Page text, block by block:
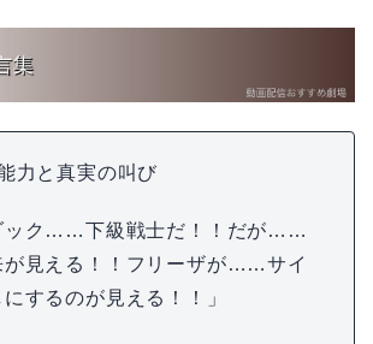
力と真実の叫び
ック……下級戦士だ！！だが……
が見える！！フリーザが……サイ
するのが見える！！」